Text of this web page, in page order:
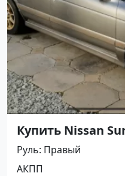
Купить Nissan
(1400/75 л.с.)
Воронежская
Руль Правый
АКПП